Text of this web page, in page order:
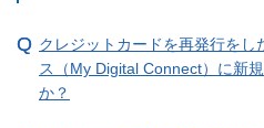
クレジットカードを再発行を
ス（My Digital Connect）に新
か？